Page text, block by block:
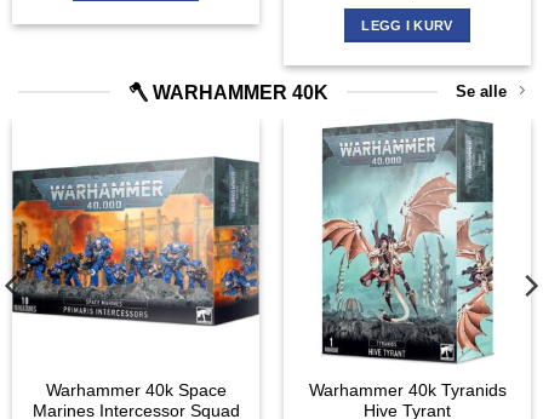
LEGG I KURV
🪓 WARHAMMER 40K Se alle
Warhammer 40k Space
Marines Intercessor Squad
Warhammer 40k Tyranids
Hive Tyrant